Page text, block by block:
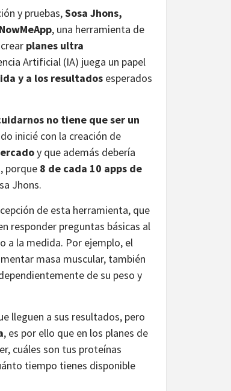
y pruebas,Sosa Jhons,
, una herramienta de
planes ultra
Artificial (IA) juega un papel
y a los resultados esperados
no tiene que ser un
inicié con la creación de
y que además debería
porque 8 de cada 10 apps de
Jhons.
de esta herramienta, que
responder preguntas básicas al
a la medida. Por ejemplo, el
masa muscular, también
de su peso y
lleguen a sus resultados, pero
, es por ello que en los planes de
cuáles son tus proteínas
tiempo tienes disponible